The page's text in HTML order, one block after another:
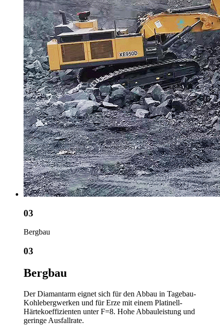
03
Bergbau
03
Bergbau
Der Diamantarm eignet sich für den Abbau in Tagebau-
Kohlebergwerken und für Erze mit einem Platinell-
Härtekoeffizienten unter F=8. Hohe Abbauleistung und
geringe Ausfallrate.